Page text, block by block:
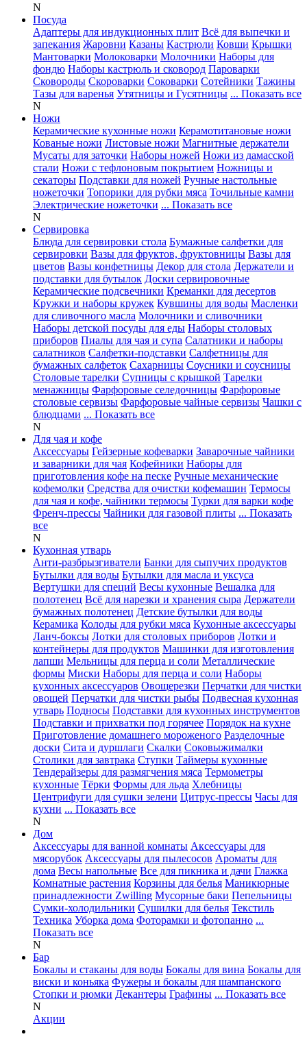
N
Посуда
Адаптеры для индукционных плит Всё для выпечки и
запекания Жаровни Казаны Кастрюли Ковши Крышки
Мантоварки Молоковарки Молочники Наборы для
фондю Наборы кастрюль и сковород Пароварки
Сковороды Скороварки Соковарки Сотейники Тажины
Тазы для варенья Утятницы и Гусятницы ... Показать все
N
Ножи
Керамические кухонные ножи Керамотитановые ножи
Кованые ножи Листовые ножи Магнитные держатели
Мусаты для заточки Наборы ножей Ножи из дамасской
стали Ножи с тефлоновым покрытием Ножницы и
секаторы Подставки для ножей Ручные настольные
ножеточки Топорики для рубки мяса Точильные камни
Электрические ножеточки ... Показать все
N
Сервировка
Блюда для сервировки стола Бумажные салфетки для
сервировки Вазы для фруктов, фруктовницы Вазы для
цветов Вазы конфетницы Декор для стола Держатели и
подставки для бутылок Доски сервировочные
Керамические подсвечники Креманки для десертов
Кружки и наборы кружек Кувшины для воды Масленки
для сливочного масла Молочники и сливочники
Наборы детской посуды для еды Наборы столовых
приборов Пиалы для чая и супа Салатники и наборы
салатников Салфетки-подставки Салфетницы для
бумажных салфеток Сахарницы Соусники и соусницы
Столовые тарелки Супницы с крышкой Тарелки
менажницы Фарфоровые селедочницы Фарфоровые
столовые сервизы Фарфоровые чайные сервизы Чашки с
блюдцами ... Показать все
N
Для чая и кофе
Аксессуары Гейзерные кофеварки Заварочные чайники
и заварники для чая Кофейники Наборы для
приготовления кофе на песке Ручные механические
кофемолки Средства для очистки кофемашин Термосы
для чая и кофе, чайники термосы Турки для варки кофе
Френч-прессы Чайники для газовой плиты ... Показать
все
N
Кухонная утварь
Анти-разбрызгиватели Банки для сыпучих продуктов
Бутылки для воды Бутылки для масла и уксуса
Вертушки для специй Весы кухонные Вешалка для
полотенец Всё для нарезки и хранения сыра Держатели
бумажных полотенец Детские бутылки для воды
Керамика Колоды для рубки мяса Кухонные аксессуары
Ланч-боксы Лотки для столовых приборов Лотки и
контейнеры для продуктов Машинки для изготовления
лапши Мельницы для перца и соли Металлические
формы Миски Наборы для перца и соли Наборы
кухонных аксессуаров Овощерезки Перчатки для чистки
овощей Перчатки для чистки рыбы Подвесная кухонная
утварь Подносы Подставки для кухонных инструментов
Подставки и прихватки под горячее Порядок на кухне
Приготовление домашнего мороженого Разделочные
доски Сита и дуршлаги Скалки Соковыжималки
Столики для завтрака Ступки Таймеры кухонные
Тендерайзеры для размягчения мяса Термометры
кухонные Тёрки Формы для льда Хлебницы
Центрифуги для сушки зелени Цитрус-прессы Часы для
кухни ... Показать все
N
Дом
Аксессуары для ванной комнаты Аксессуары для
мясорубок Аксессуары для пылесосов Ароматы для
дома Весы напольные Все для пикника и дачи Глажка
Комнатные растения Корзины для белья Маникюрные
принадлежности Zwilling Мусорные баки Пепельницы
Сумки-холодильники Сушилки для белья Текстиль
Техника Уборка дома Фоторамки и фотопанно ...
Показать все
N
Бар
Бокалы и стаканы для воды Бокалы для вина Бокалы для
виски и коньяка Фужеры и бокалы для шампанского
Стопки и рюмки Декантеры Графины ... Показать все
N
Акции